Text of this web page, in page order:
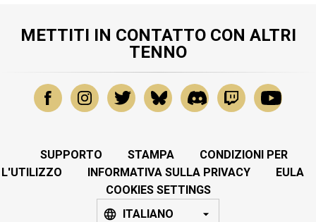
METTITI IN CONTATTO CON ALTRI
TENNO
SUPPORTO STAMPA
CONDIZIONI PER
L'UTILIZZO
INFORMATIVA SULLA PRIVACY
EULA
COOKIES SETTINGS
ITALIANO